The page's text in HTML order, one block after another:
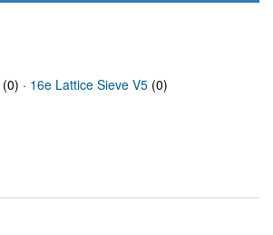
(0) · 16e Lattice Sieve V5 (0)